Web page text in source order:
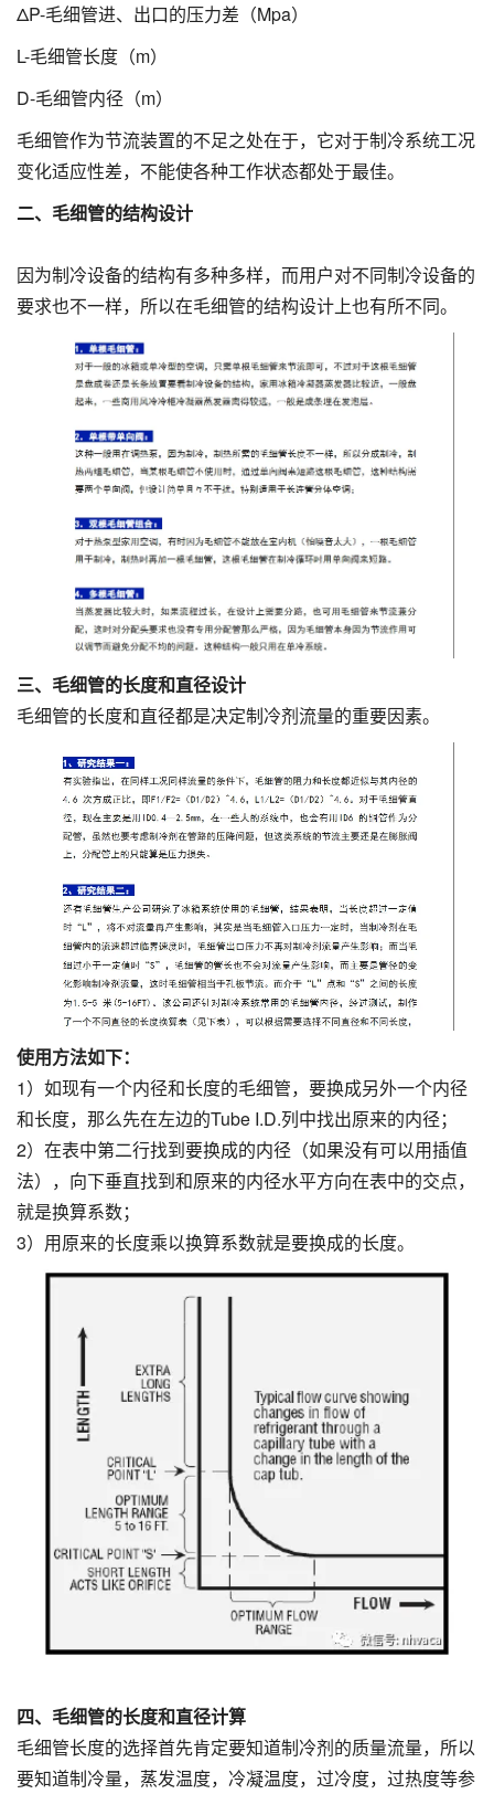
ΔP-毛细管进、出口的压力差（Mpa）
L-毛细管长度（m）
D-毛细管内径（m）
毛细管作为节流装置的不足之处在于，它对于制冷系统工况
变化适应性差，不能使各种工作状态都处于最佳。
二、毛细管的结构设计
因为制冷设备的结构有多种多样，而用户对不同制冷设备的
要求也不一样，所以在毛细管的结构设计上也有所不同。
三、毛细管的长度和直径设计
毛细管的长度和直径都是决定制冷剂流量的重要因素。
使用方法如下：
1）如现有一个内径和长度的毛细管，要换成另外一个内径
和长度，那么先在左边的Tube I.D.列中找出原来的内径；
2）在表中第二行找到要换成的内径（如果没有可以用插值
法），向下垂直找到和原来的内径水平方向在表中的交点，
就是换算系数；
3）用原来的长度乘以换算系数就是要换成的长度。
四、毛细管的长度和直径计算
毛细管长度的选择首先肯定要知道制冷剂的质量流量，所以
要知道制冷量，蒸发温度，冷凝温度，过冷度，过热度等参